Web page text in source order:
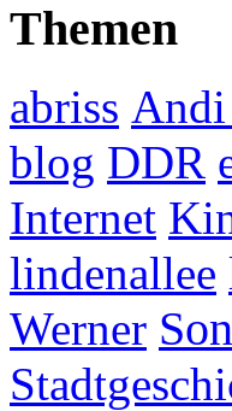
Themen
abriss Andi
blog DDR
Internet
lindenallee
Werner